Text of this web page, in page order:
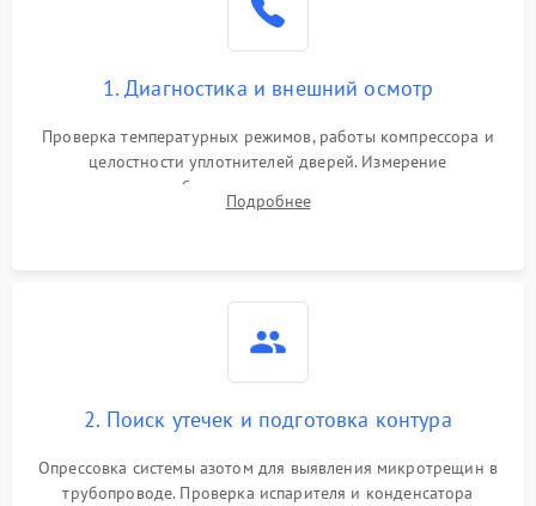
1. Диагностика и внешний осмотр
Проверка температурных режимов, работы компрессора и
целостности уплотнителей дверей. Измерение
сопротивления обмоток мотора, проверка термостата и
считывание кодов ошибок с электронного дисплея.
Подробнее
2. Поиск утечек и подготовка контура
Опрессовка системы азотом для выявления микротрещин в
трубопроводе. Проверка испарителя и конденсатора